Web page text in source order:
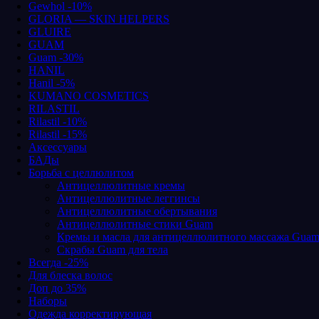
Gewhol -10%
GLORIA — SKIN HELPERS
GLUIRE
GUAM
Guam -30%
HANIL
Hanil -5%
KUMANO COSMETICS
RILASTIL
Rilastil -10%
Rilastil -15%
Аксессуары
БАДы
Борьба с целлюлитом
Антицеллюлитные кремы
Антицеллюлитные леггинсы
Антицеллюлитные обертывания
Антицеллюлитные стики Guam
Кремы и масла для антицеллюлитного массажа Guam
Скрабы Guam для тела
Всегда -25%
Для блеска волос
Доп до 35%
Наборы
Одежда корректирующая